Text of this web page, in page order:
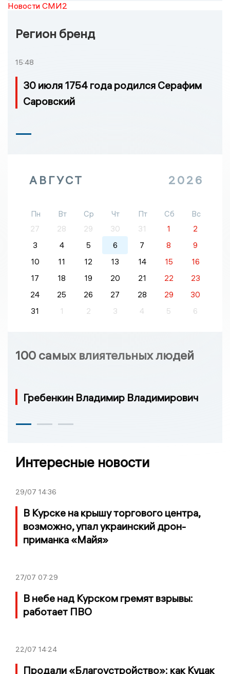
Новости СМИ2
Регион бренд
15:48
30 июля 1754 года родился Серафим
Саровский
АВГУСТ 2026
Пн Вт Ср Чт Пт Сб
Вс
27
28 29 30 31 1
2
3
4 5 6 7 8
9
10
11 12 13 14 15
16
17
18 19 20 21 22
23
24
25 26 27 28 29
30
31
1 2 3 4 5 6
100 самых влиятельных людей
Гребенкин Владимир Владимирович
Интересные новости
29/07 14:36
В Курске на крышу торгового центра,
возможно, упал украинский дрон-
приманка «Майя»
27/07 07:29
В небе над Курском гремят взрывы:
работает ПВО
22/07 14:24
Продали «Благоустройство»: как Куцак